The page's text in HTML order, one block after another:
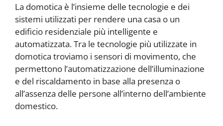
La domotica è l’insieme delle tecnologie e dei
sistemi utilizzati per rendere una casa o un
edificio residenziale più intelligente e
automatizzata. Tra le tecnologie più utilizzate in
domotica troviamo i sensori di movimento, che
permettono l’automatizzazione dell’illuminazione
e del riscaldamento in base alla presenza o
all’assenza delle persone all’interno dell’ambiente
domestico.